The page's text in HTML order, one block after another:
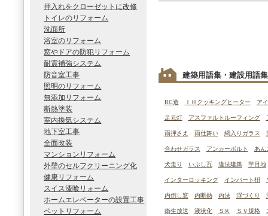
押入れをクローゼットに改修
トイレのリフォーム
洗面所
浴室のリフォーム
窓やドアの防犯リフォーム
耐震補強システム
防音室工事
照明のリフォーム
無添加リフォーム
断熱塗装
室内換気システム
地下室工事
全面改装
マンションリフォーム
外壁のセルフクリーニング化
健康リフォーム
スイス漆喰リォーム
ホームエレベーターの設置工事
ペットリフォーム
建築用語集・建設用語
RC造 ＩＨクッキングヒーター ア
足元灯 アスファルトルーフィング
雨押さえ 雨仕舞い 網入りガラス
合わせガラス アンカーボルト あん
犬走り いぶし瓦 違法建築 芋目地
インターロッキング インバート枡
内倒し窓 内断熱 内法 浮づくり
衛生放送 液状化 ＳＫ ＳＶ規格